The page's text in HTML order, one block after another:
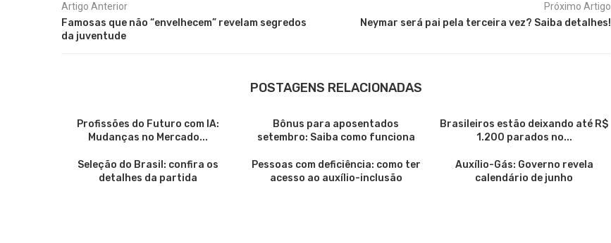
Artigo Anterior
Famosas que não “envelhecem” revelam segredos
da juventude
Próximo Artigo
Neymar será pai pela terceira vez? Saiba detalhes!
POSTAGENS RELACIONADAS
Profissões do Futuro com IA:
Mudanças no Mercado...
Bônus para aposentados
setembro: Saiba como funciona
Brasileiros estão deixando até R$
1.200 parados no...
Seleção do Brasil: confira os
detalhes da partida
Pessoas com deficiência: como ter
acesso ao auxílio-inclusão
Auxílio-Gás: Governo revela
calendário de junho